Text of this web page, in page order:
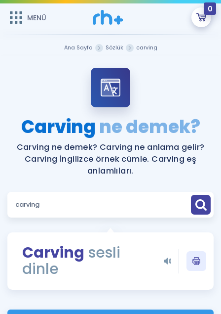
MENÜ
0
Şifremi Hatırlamıyorum
ÜYE DEĞİLİM
Sepetin Şu An Boş.
Remzi Hoca ile seni sınava hazırlayacak onlarca eğitim seni
bekliyor!
MENÜ
Katılımcı Görüşleri
Faydalı Araçlar
Sözlük
Rehberlik Aracı
ÖSYM Sınav Takvimi
Hakkımızda
Ana Sayfa Sözlük carving
Carving ne demek?
Carving ne demek? Carving ne anlama gelir?
Carving İngilizce örnek cümle. Carving eş
anlamlıları.
Carving sesli
dinle